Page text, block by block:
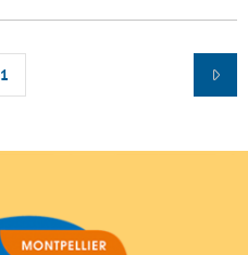
1